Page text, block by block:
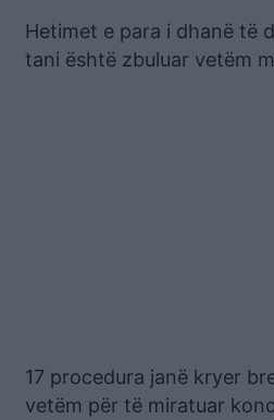
Hetimet e para i dhanë të
tani është zbuluar vetëm
17 procedura janë kryer
vetëm për të miratuar